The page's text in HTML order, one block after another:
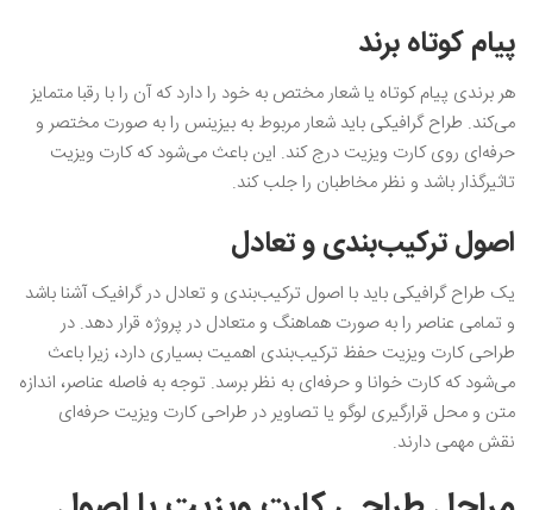
پیام کوتاه برند
هر برندی پیام کوتاه یا شعار مختص به خود را دارد که آن را با رقبا متمایز
می‌کند. طراح گرافیکی باید شعار مربوط به بیزینس را به صورت مختصر و
حرفه‌ای روی کارت ویزیت درج کند.‌ این باعث می‌شود که کارت ویزیت
تاثیرگذار باشد و نظر مخاطبان را جلب کند.
اصول ترکیب‌بندی و تعادل
یک طراح گرافیکی باید با اصول ترکیب‌بندی و تعادل در گرافیک آشنا باشد
و تمامی عناصر را به صورت هماهنگ و متعادل در پروژه قرار دهد.‌ در
طراحی کارت ویزیت حفظ ترکیب‌بندی اهمیت بسیاری دارد، زیرا باعث
می‌شود که کارت خوانا و حرفه‌ای به نظر برسد. توجه به فاصله عناصر، اندازه
متن و محل قرارگیری لوگو یا تصاویر در طراحی کارت ویزیت حرفه‌ای
نقش مهمی دارند.